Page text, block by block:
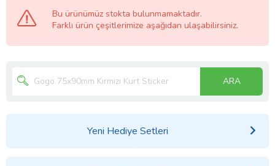
Bu ürünümüz stokta bulunmamaktadır.
Farklı ürün çeşitlerimize aşağıdan ulaşabilirsiniz.
ARA
Yeni Hediye Setleri